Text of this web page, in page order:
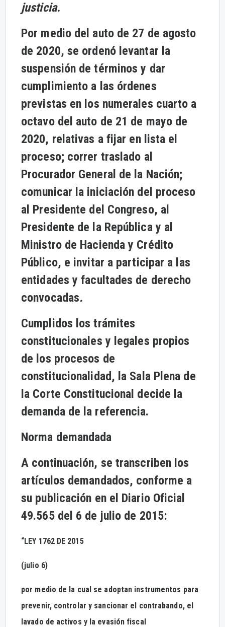
justicia.
Por medio del auto de 27 de agosto
de 2020, se ordenó levantar la
suspensión de términos y dar
cumplimiento a las órdenes
previstas en los numerales cuarto a
octavo del auto de 21 de mayo de
2020, relativas a fijar en lista el
proceso; correr traslado al
Procurador General de la Nación;
comunicar la iniciación del proceso
al Presidente del Congreso, al
Presidente de la República y al
Ministro de Hacienda y Crédito
Público, e invitar a participar a las
entidades y facultades de derecho
convocadas.
Cumplidos los trámites
constitucionales y legales propios
de los procesos de
constitucionalidad, la Sala Plena de
la Corte Constitucional decide la
demanda de la referencia.
Norma demandada
A continuación, se transcriben los
artículos demandados, conforme a
su publicación en el Diario Oficial
49.565 del 6 de julio de 2015:
“LEY 1762 DE 2015
(julio 6)
por medio de la cual se adoptan instrumentos para
prevenir, controlar y sancionar el contrabando, el
lavado de activos y la evasión fiscal